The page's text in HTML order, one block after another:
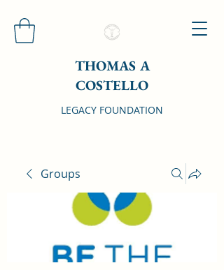
THOMAS A
COSTELLO
LEGACY FOUNDATION
Groups